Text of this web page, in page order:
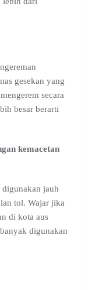
gesekan yang
secara
besar berarti
kemacetan
digunakan jauh
tol. Wajar jika
di kota aus
digunakan